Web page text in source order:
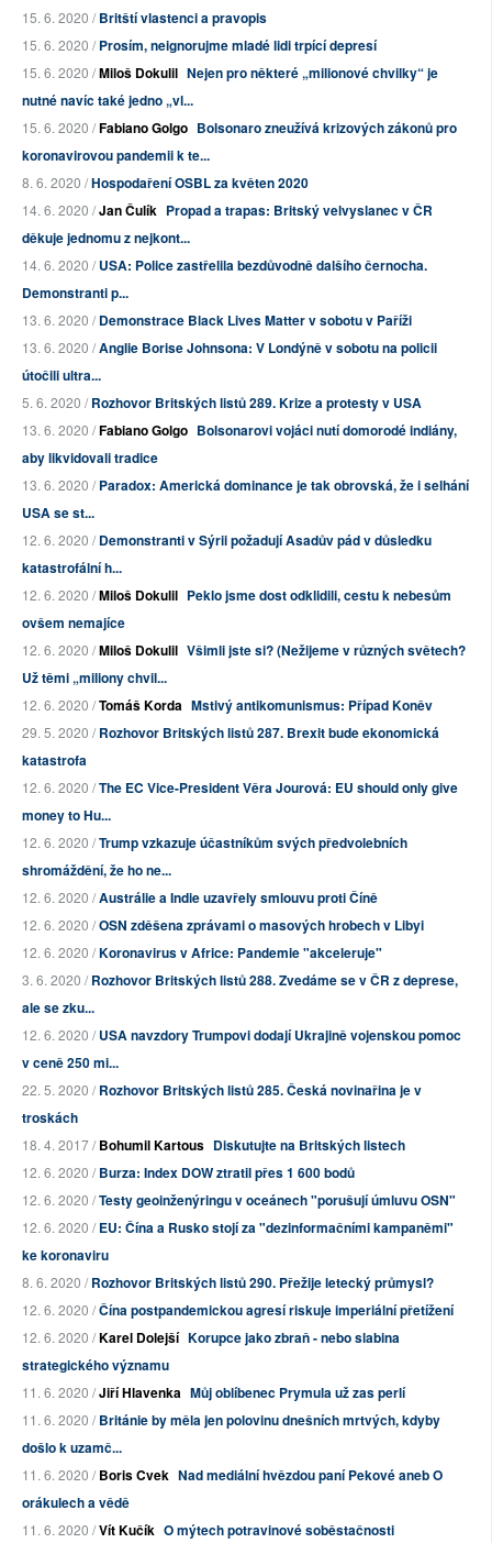
15. 6. 2020 /Britští vlastenci a pravopis
15. 6. 2020 /Prosím, neignorujme mladé lidi trpící depresí
15. 6. 2020 /Miloš Dokulil Nejen pro některé „milionové chvilky“ je
nutné navíc také jedno „vl...
15. 6. 2020 /Fabiano Golgo Bolsonaro zneužívá krizových zákonů pro
koronavirovou pandemii k te...
8. 6. 2020 /Hospodaření OSBL za květen 2020
14. 6. 2020 /Jan Čulík Propad a trapas: Britský velvyslanec v ČR
děkuje jednomu z nejkont...
14. 6. 2020 /USA: Police zastřelila bezdůvodně dalšího černocha.
Demonstranti p...
13. 6. 2020 /Demonstrace Black Lives Matter v sobotu v Paříži
13. 6. 2020 /Anglie Borise Johnsona: V Londýně v sobotu na policii
útočili ultra...
5. 6. 2020 /Rozhovor Britských listů 289. Krize a protesty v USA
13. 6. 2020 /Fabiano Golgo Bolsonarovi vojáci nutí domorodé indiány,
aby likvidovali tradice
13. 6. 2020 /Paradox: Americká dominance je tak obrovská, že i selhání
USA se st...
12. 6. 2020 /Demonstranti v Sýrii požadují Asadův pád v důsledku
katastrofální h...
12. 6. 2020 /Miloš Dokulil Peklo jsme dost odklidili, cestu k nebesům
ovšem nemajíce
12. 6. 2020 /Miloš Dokulil Všimli jste si? (Nežijeme v různých světech?
Už těmi „miliony chvil...
12. 6. 2020 /Tomáš Korda Mstivý antikomunismus: Případ Koněv
29. 5. 2020 /Rozhovor Britských listů 287. Brexit bude ekonomická
katastrofa
12. 6. 2020 /The EC Vice-President Věra Jourová: EU should only give
money to Hu...
12. 6. 2020 /Trump vzkazuje účastníkům svých předvolebních
shromáždění, že ho ne...
12. 6. 2020 /Austrálie a Indie uzavřely smlouvu proti Číně
12. 6. 2020 /OSN zděšena zprávami o masových hrobech v Libyi
12. 6. 2020 /Koronavirus v Africe: Pandemie "akceleruje"
3. 6. 2020 /Rozhovor Britských listů 288. Zvedáme se v ČR z deprese,
ale se zku...
12. 6. 2020 /USA navzdory Trumpovi dodají Ukrajině vojenskou pomoc
v ceně 250 mi...
22. 5. 2020 /Rozhovor Britských listů 285. Česká novinařina je v
troskách
18. 4. 2017 /Bohumil Kartous Diskutujte na Britských listech
12. 6. 2020 /Burza: Index DOW ztratil přes 1 600 bodů
12. 6. 2020 /Testy geoinženýringu v oceánech "porušují úmluvu OSN"
12. 6. 2020 /EU: Čína a Rusko stojí za "dezinformačními kampaněmi"
ke koronaviru
8. 6. 2020 /Rozhovor Britských listů 290. Přežije letecký průmysl?
12. 6. 2020 /Čína postpandemickou agresí riskuje imperiální přetížení
12. 6. 2020 /Karel Dolejší Korupce jako zbraň - nebo slabina
strategického významu
11. 6. 2020 /Jiří Hlavenka Můj oblíbenec Prymula už zas perlí
11. 6. 2020 /Británie by měla jen polovinu dnešních mrtvých, kdyby
došlo k uzamč...
11. 6. 2020 /Boris Cvek Nad mediální hvězdou paní Pekové aneb O
orákulech a vědě
11. 6. 2020 /Vít Kučík O mýtech potravinové soběstačnosti